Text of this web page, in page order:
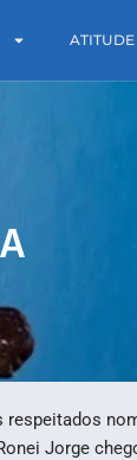
ATITUDE
respeitados
Jorge